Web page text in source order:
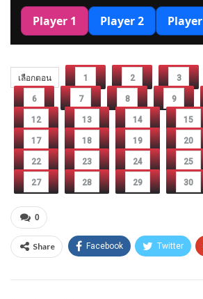
เลือกตอน 1 2 3
6 7 8 9
12 13 14 15
17 18 19 20
22 23 24 25
27 28 29 30
0
Share Facebook Twitter